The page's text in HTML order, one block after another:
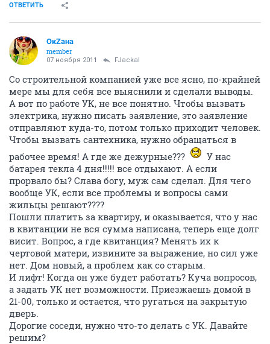
ОТВЕТИТЬ
ОкZана
member
07 ноября 2011 FJackal
Со строительной компанией уже все ясно, по-крайней
мере мы для себя все выяснили и сделали выводы.
А вот по работе УК, не все понятно. Чтобы вызвать
электрика, нужно писать заявление, это заявление
отправляют куда-то, потом только приходит человек.
Чтобы вызвать сантехника, нужно обращаться в
рабочее время! А где же дежурные???
У нас
батарея текла 4 дня!!!!! все отдыхают. А если
прорвало бы? Слава богу, муж сам сделал. Для чего
вообще УК, если все проблемы и вопросы сами
жильцы решают????
Пошли платить за квартиру, и оказывается, что у нас
в квитанции не вся сумма написана, теперь еще долг
висит. Вопрос, а где квитанция? Менять их к
чертовой матери, извините за выражение, но сил уже
нет. Дом новый, а проблем как со старым.
И лифт! Когда он уже будет работать? Куча вопросов,
а задать УК нет возможности. Приезжаешь домой в
21-00, только и остается, что ругаться на закрытую
дверь.
Дорогие соседи, нужно что-то делать с УК. Давайте
решим?